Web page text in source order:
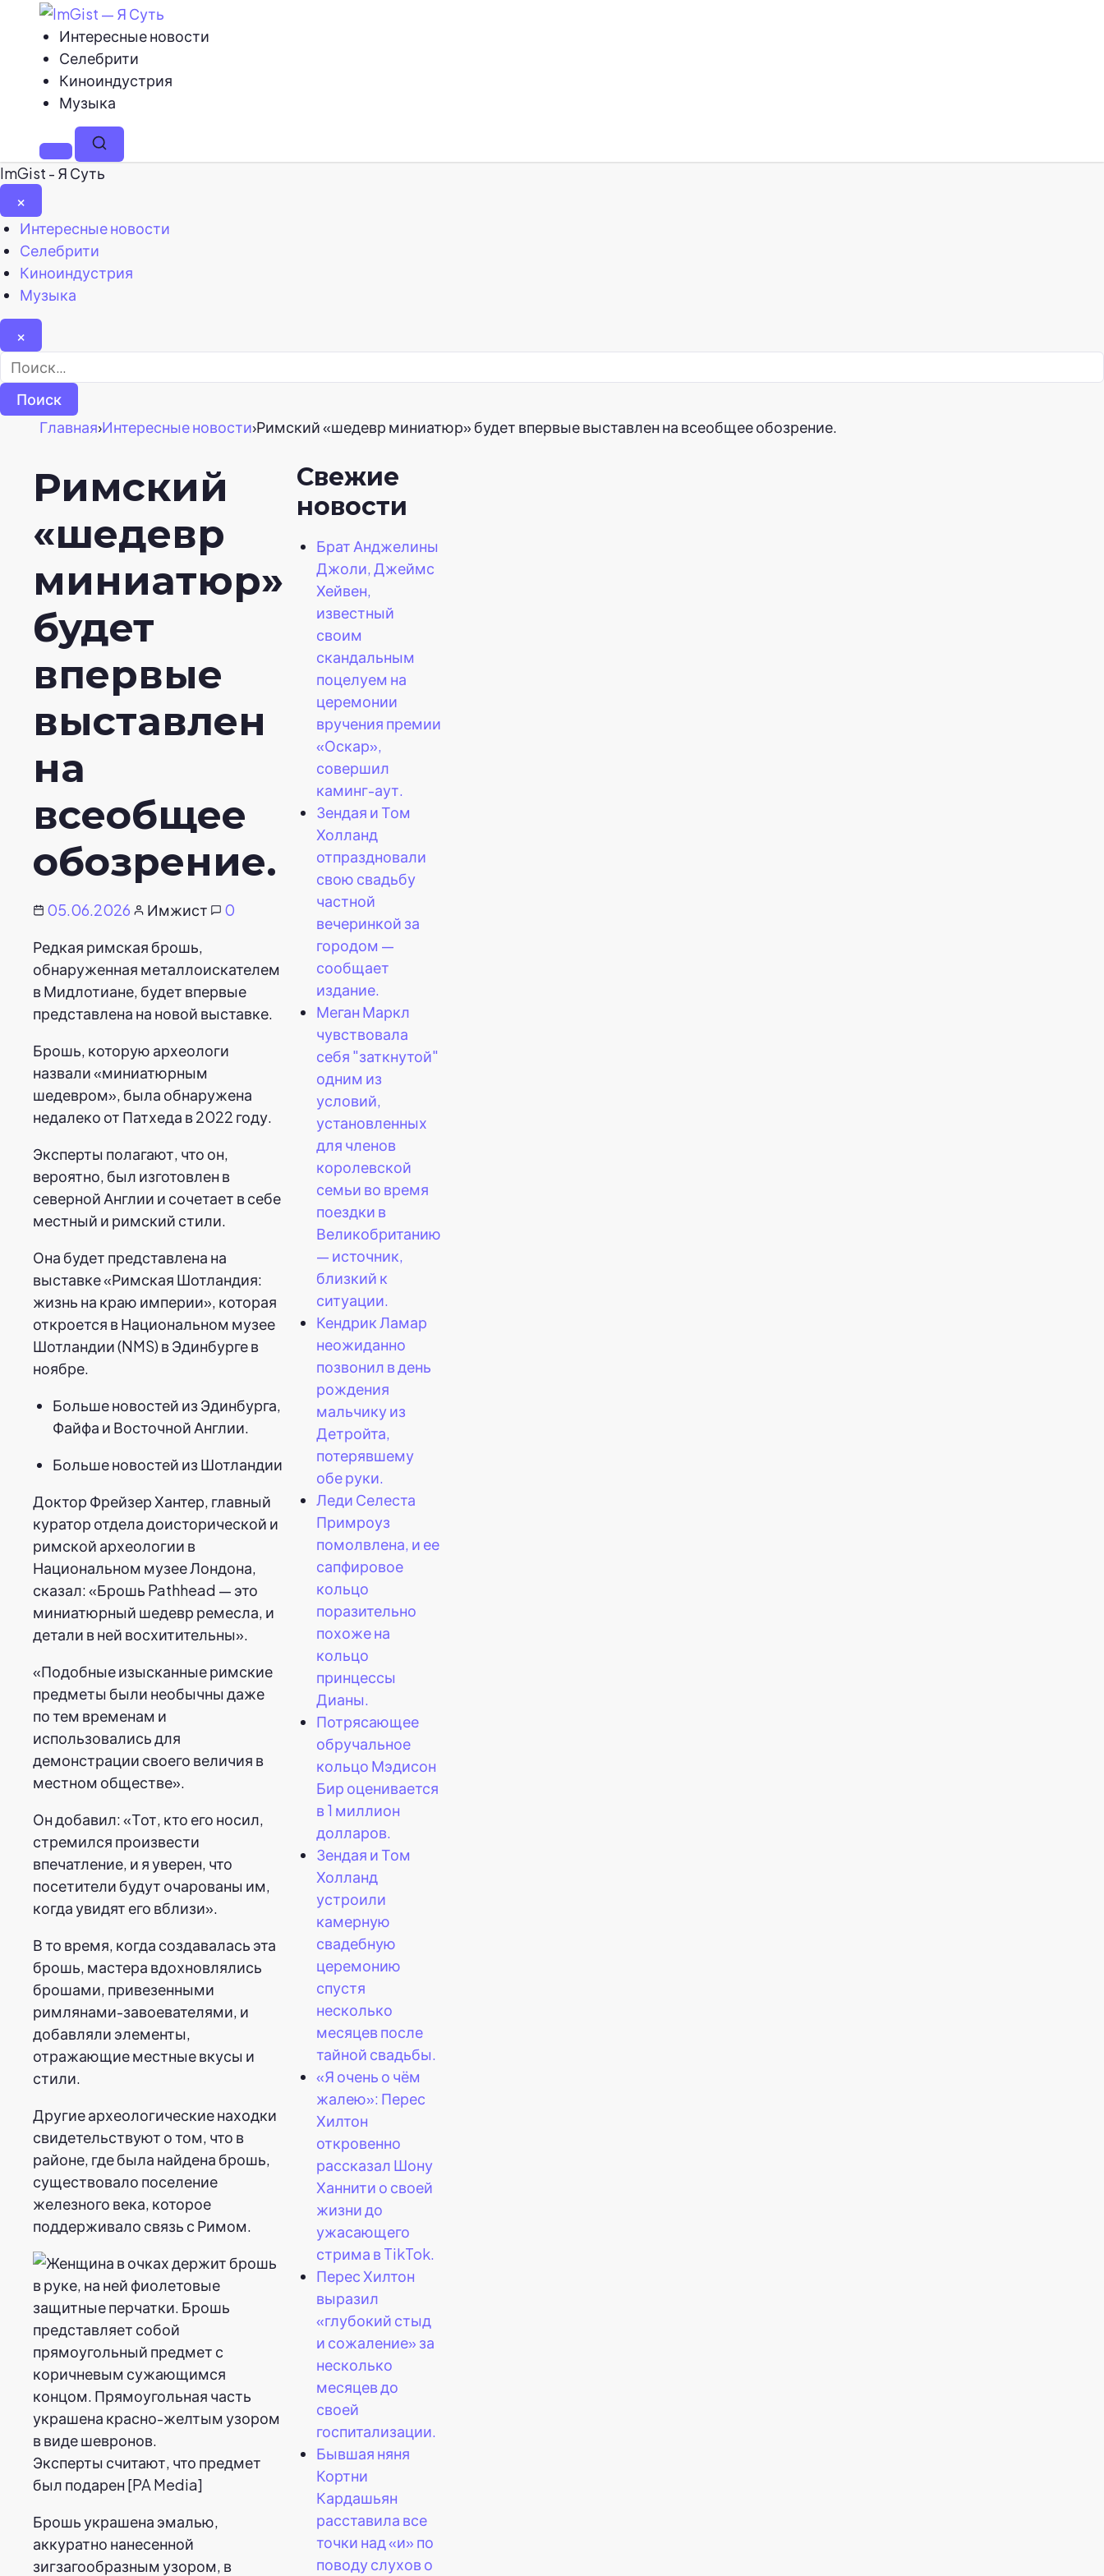
Интересные новости
Селебрити
Киноиндустрия
Музыка
МенюПоиск
ImGist - Я Суть
×
Закрыть
меню
Интересные новости
Селебрити
Киноиндустрия
Музыка
×
Найти:
Главная›Интересные новости›Римский «шедевр миниатюр» будет впервые выставлен на всеобщее обозрение.
Римский
«шедевр
миниатюр»
будет
впервые
выставлен
на
всеобщее
обозрение.
05.06.2026 Имжист
0
Редкая римская брошь,
обнаруженная металлоискателем
в Мидлотиане, будет впервые
представлена на новой выставке.
Брошь, которую археологи
назвали «миниатюрным
шедевром», была обнаружена
недалеко от Патхеда в 2022 году.
Эксперты полагают, что он,
вероятно, был изготовлен в
северной Англии и сочетает в себе
местный и римский стили.
Она будет представлена на
выставке «Римская Шотландия:
жизнь на краю империи», которая
откроется в Национальном музее
Шотландии (NMS) в Эдинбурге в
ноябре.
Больше новостей из Эдинбурга,
Файфа и Восточной Англии.
Больше новостей из Шотландии
Доктор Фрейзер Хантер, главный
куратор отдела доисторической и
римской археологии в
Национальном музее Лондона,
сказал: «Брошь Pathhead — это
миниатюрный шедевр ремесла, и
детали в ней восхитительны».
«Подобные изысканные римские
предметы были необычны даже
по тем временам и
использовались для
демонстрации своего величия в
местном обществе».
Он добавил: «Тот, кто его носил,
стремился произвести
впечатление, и я уверен, что
посетители будут очарованы им,
когда увидят его вблизи».
В то время, когда создавалась эта
брошь, мастера вдохновлялись
брошами, привезенными
римлянами-завоевателями, и
добавляли элементы,
отражающие местные вкусы и
стили.
Другие археологические находки
свидетельствуют о том, что в
районе, где была найдена брошь,
существовало поселение
железного века, которое
поддерживало связь с Римом.
Эксперты считают, что предмет
был подарен [PA Media]
Брошь украшена эмалью,
аккуратно нанесенной
зигзагообразным узором, в
Свежие
новости
Брат Анджелины
Джоли, Джеймс
Хейвен,
известный
своим
скандальным
поцелуем на
церемонии
вручения премии
«Оскар»,
совершил
каминг-аут.
Зендая и Том
Холланд
отпраздновали
свою свадьбу
частной
вечеринкой за
городом —
сообщает
издание.
Меган Маркл
чувствовала
себя "заткнутой"
одним из
условий,
установленных
для членов
королевской
семьи во время
поездки в
Великобританию
— источник,
близкий к
ситуации.
Кендрик Ламар
неожиданно
позвонил в день
рождения
мальчику из
Детройта,
потерявшему
обе руки.
Леди Селеста
Примроуз
помолвлена, и ее
сапфировое
кольцо
поразительно
похоже на
кольцо
принцессы
Дианы.
Потрясающее
обручальное
кольцо Мэдисон
Бир оценивается
в 1 миллион
долларов.
Зендая и Том
Холланд
устроили
камерную
свадебную
церемонию
спустя
несколько
месяцев после
тайной свадьбы.
«Я очень о чём
жалею»: Перес
Хилтон
откровенно
рассказал Шону
Ханнити о своей
жизни до
ужасающего
стрима в TikTok.
Перес Хилтон
выразил
«глубокий стыд
и сожаление» за
несколько
месяцев до
своей
госпитализации.
Бывшая няня
Кортни
Кардашьян
расставила все
точки над «и» по
поводу слухов о